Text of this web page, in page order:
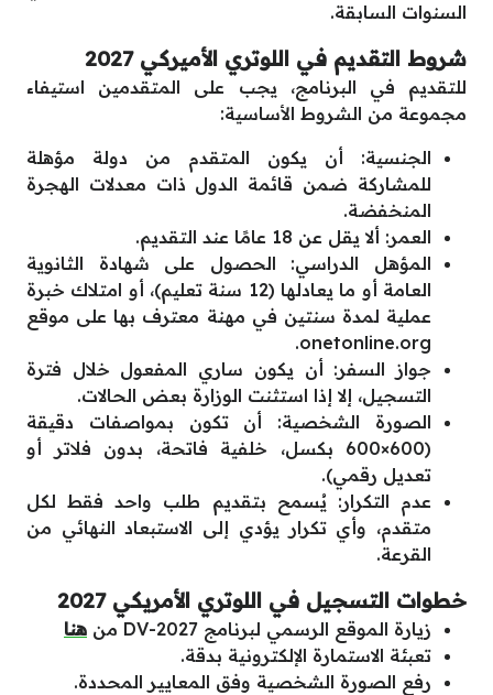
السنوات السابقة.
شروط التقديم في اللوتري الأميركي 2027
للتقديم في البرنامج، يجب على المتقدمين استيفاء
مجموعة من الشروط الأساسية:
الجنسية: أن يكون المتقدم من دولة مؤهلة
للمشاركة ضمن قائمة الدول ذات معدلات الهجرة
المنخفضة.
العمر: ألا يقل عن 18 عامًا عند التقديم.
المؤهل الدراسي: الحصول على شهادة الثانوية
العامة أو ما يعادلها (12 سنة تعليم)، أو امتلاك خبرة
عملية لمدة سنتين في مهنة معترف بها على موقع
onetonline.org.
جواز السفر: أن يكون ساري المفعول خلال فترة
التسجيل، إلا إذا استثنت الوزارة بعض الحالات.
الصورة الشخصية: أن تكون بمواصفات دقيقة
(600×600 بكسل، خلفية فاتحة، بدون فلاتر أو
تعديل رقمي).
عدم التكرار: يُسمح بتقديم طلب واحد فقط لكل
متقدم، وأي تكرار يؤدي إلى الاستبعاد النهائي من
القرعة.
خطوات التسجيل في اللوتري الأمريكي 2027
زيارة الموقع الرسمي لبرنامج DV-2027 من
هنا
تعبئة الاستمارة الإلكترونية بدقة.
رفع الصورة الشخصية وفق المعايير المحددة.